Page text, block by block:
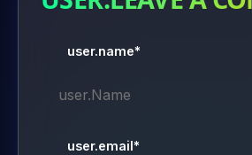
user.name*
user.email*